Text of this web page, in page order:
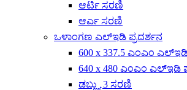
ಆರ್ಟಿ ಸರಣಿ
ಆರ್ಎ ಸರಣಿ
ಒಳಾಂಗಣ ಎಲ್ಇಡಿ ಪ್ರದರ್ಶನ
600 x 337.5 ಎಂಎಂ
640 x 480 ಎಂಎಂ ಎಲ್ಇಡಿ
ಡಬ್ಲ್ಯು 3 ಸರಣಿ